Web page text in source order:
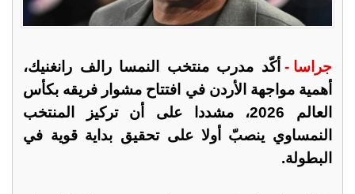
جراسا - أكّد مدرب منتخب النمسا رالف رانغنيك،
أهمية مواجهة الأردن في افتتاح مشوار فريقه بكأس
العالم 2026، مشددا على أن تركيز المنتخب
النمساوي ينصبّ أولا على تحقيق بداية قوية في
البطولة.